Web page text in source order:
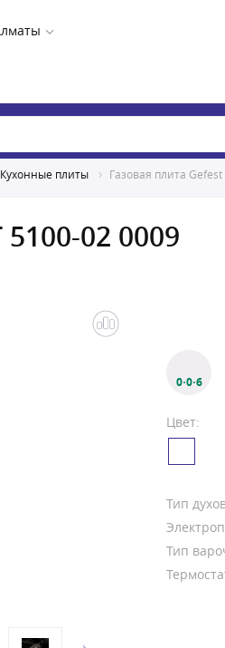
Кухонные плиты Газовая плита
02 0009
0·0·6
Цвет:
Тип
Тип